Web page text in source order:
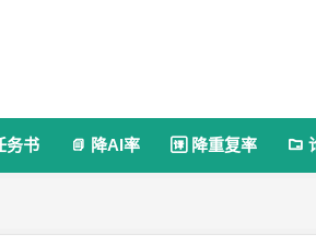
务书  降AI率  降重复率 